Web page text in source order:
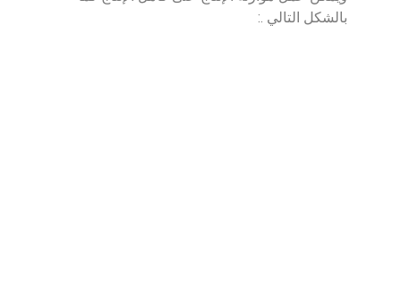
بالشكل التالي .: